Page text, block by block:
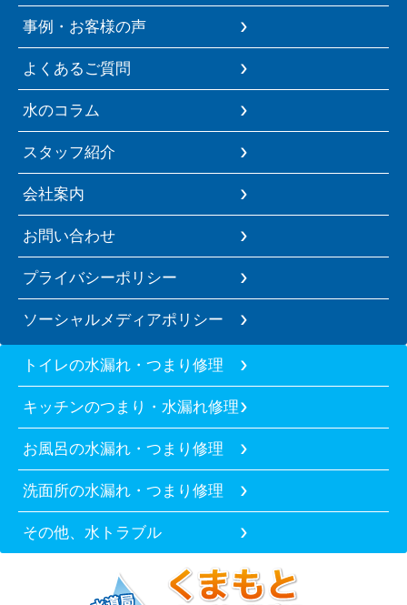
事例・お客様の声
よくあるご質問
水のコラム
スタッフ紹介
会社案内
お問い合わせ
プライバシーポリシー
ソーシャルメディアポリシー
トイレの水漏れ・つまり修理
キッチンのつまり・水漏れ修理
お風呂の水漏れ・つまり修理
洗面所の水漏れ・つまり修理
その他、水トラブル